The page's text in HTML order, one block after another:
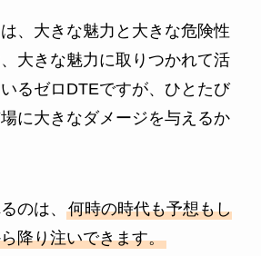
、大きな魅力と大きな危険性
大きな魅力に取りつかれて活
るゼロDTEですが、ひとたび
に大きなダメージを与えるか
のは、 何時の時代も予想もし
降り注いできます。